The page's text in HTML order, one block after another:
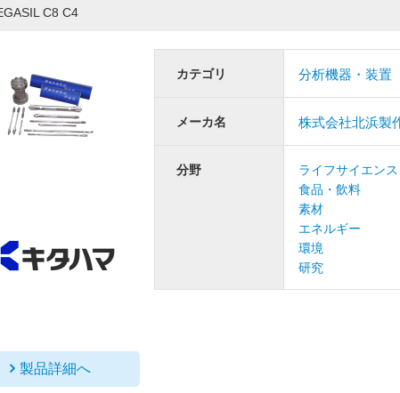
C8 C4
製品詳細へ
カテゴリ 分析機器・装置
メーカ名 株式会社北浜製
分野
ライフサイエンス
食品・飲料
素材
エネルギー
環境
研究